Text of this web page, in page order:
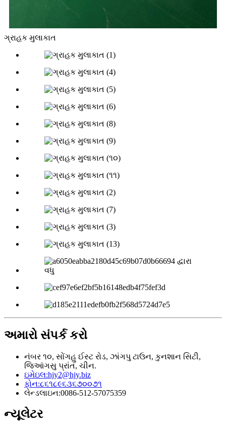
ગ્રાહક મુલાકાત
અમારો સંપર્ક કરો
નંબર ૧૦, સોંગહુ ઈસ્ટ રોડ, ઝાંગપુ ટાઉન, કુનશાન સિટી,
જિઆંગસુ પ્રાંત, ચીન.
ઇમેઇલ:hjy2@hjy.biz
ફોન:૮૬૧૮૯૬૩૬૭૦૦૭૧
લેન્ડલાઇન:0086-512-57075359
ન્યૂલેટર